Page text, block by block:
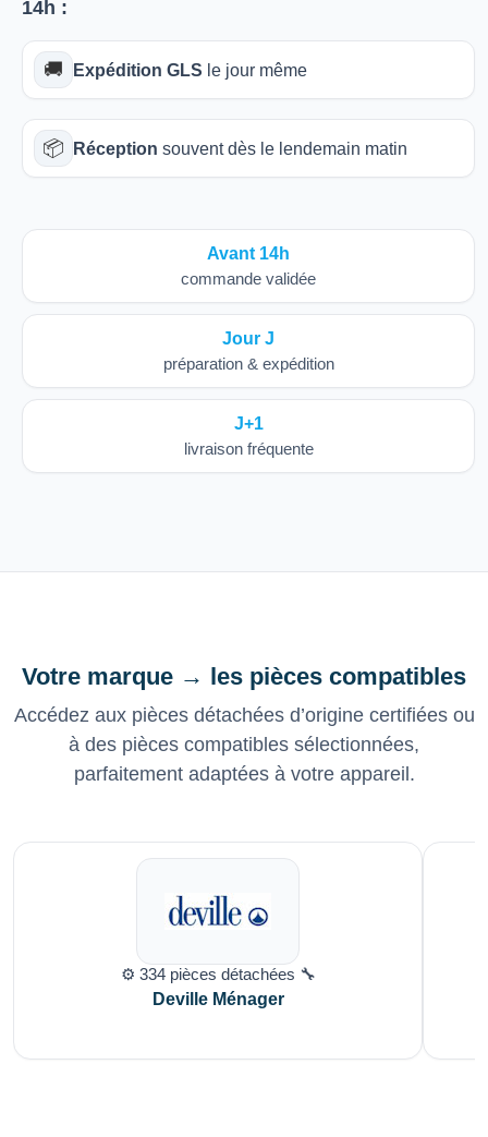
14h :
🚚 Expédition GLS le jour même
📦 Réception souvent dès le lendemain matin
Avant 14h
commande validée
Jour J
préparation & expédition
J+1
livraison fréquente
Votre marque → les pièces compatibles
Accédez aux pièces détachées d’origine certifiées ou
à des pièces compatibles sélectionnées,
parfaitement adaptées à votre appareil.
⚙️ 334 pièces détachées 🔧
Deville Ménager